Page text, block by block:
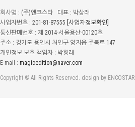
회사명 : (주)엔코스타 대표 : 박상래
사업자번호 : 201-81-87555 [사업자정보확인]
통신판매번호 : 제 2014-서울용산-00120호
주소 : 경기도 용인시 처인구 양지읍 주북로 147
개인정보 보호 책임자 : 박향래
E-mail : magicedition@naver.com
Copyright © All Rights Reserved. design by ENCOSTAR